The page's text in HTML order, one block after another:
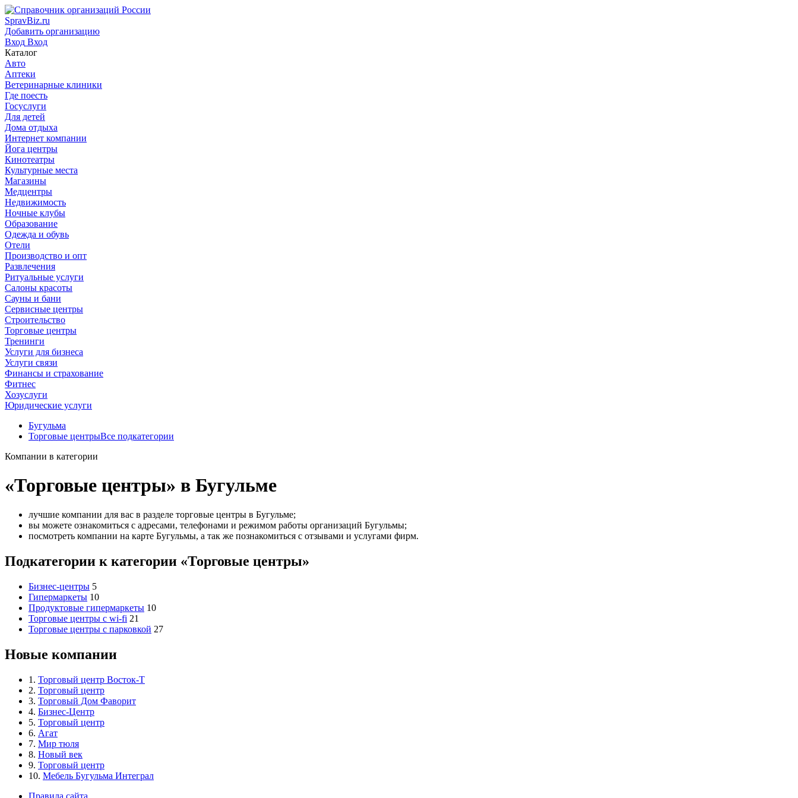
SpravBiz.ru
Добавить организацию
Вход Вход
Каталог
Авто
Аптеки
Ветеринарные клиники
Где поесть
Госуслуги
Для детей
Дома отдыха
Интернет компании
Йога центры
Кинотеатры
Культурные места
Магазины
Медцентры
Недвижимость
Ночные клубы
Образование
Одежда и обувь
Отели
Производство и опт
Развлечения
Ритуальные услуги
Салоны красоты
Сауны и бани
Сервисные центры
Строительство
Торговые центры
Тренинги
Услуги для бизнеса
Услуги связи
Финансы и страхование
Фитнес
Хозуслуги
Юридические услуги
Бугульма
Торговые центрыВсе подкатегории
Компании в категории
«Торговые центры» в Бугульме
лучшие компании для вас в разделе торговые центры в Бугульме;
вы можете ознакомиться с адресами, телефонами и режимом работы организаций Бугульмы;
посмотреть компании на карте Бугульмы, а так же познакомиться с отзывами и услугами фирм.
Подкатегории к категории «Торговые центры»
Бизнес-центры 5
Гипермаркеты 10
Продуктовые гипермаркеты 10
Торговые центры с wi-fi 21
Торговые центры с парковкой 27
Новые компании
1. Торговый центр Восток-Т
2. Торговый центр
3. Торговый Дом Фаворит
4. Бизнес-Центр
5. Торговый центр
6. Агат
7. Мир тюля
8. Новый век
9. Торговый центр
10. Мебель Бугульма Интеграл
Правила сайта